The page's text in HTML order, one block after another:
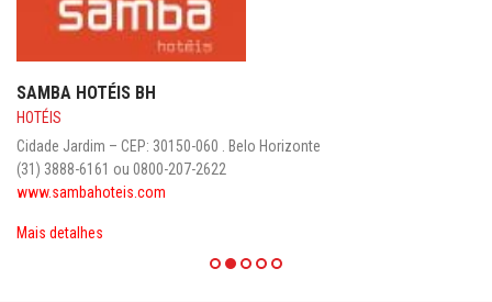
SAMBA HOTÉIS BH
HOTÉIS
Cidade Jardim – CEP: 30150-060 . Belo Horizonte
(31) 3888-6161 ou 0800-207-2622
www.sambahoteis.com
Mais detalhes